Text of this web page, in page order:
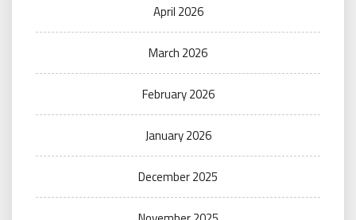
April 2026
March 2026
February 2026
January 2026
December 2025